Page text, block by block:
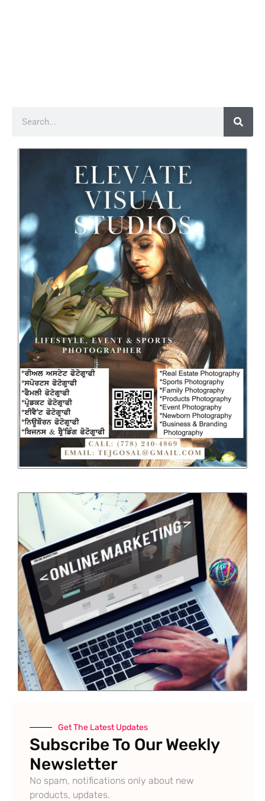
Get The Latest Updates
Subscribe To Our Weekly
Newsletter
No spam, notifications only about new
products, updates.